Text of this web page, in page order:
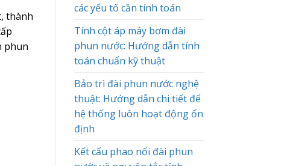
thành
phun
các yếu tố cần tính toán
Tính cột áp máy bơm đài
phun nước: Hướng dẫn tính
toán chuẩn kỹ thuật
Bảo trì đài phun nước nghệ
thuật: Hướng dẫn chi tiết để
hệ thống luôn hoạt động ổn
định
Kết cấu phao nổi đài phun